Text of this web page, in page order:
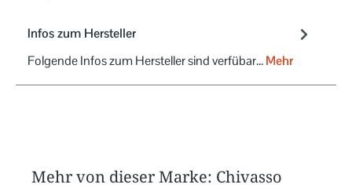
Infos zum Hersteller
Folgende Infos zum Hersteller sind verfübar...Mehr
Mehr von dieser Marke: Chivasso